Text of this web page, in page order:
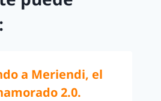
a Meriendi, el
2.0.